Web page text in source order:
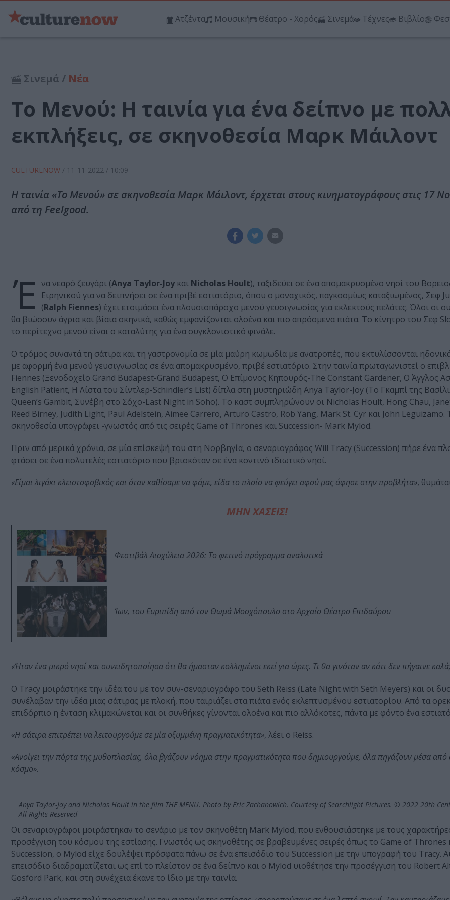
Ατζέντα Μουσική Θέατρο - Χορός Σινεμά Τέχνες Βιβλίο
Σινεμά / Νέα
Το Μενού: Η ταινία για ένα δείπνο με
εκπλήξεις, σε σκηνοθεσία Μαρκ Μάιλοντ
CULTURENOW / 11-11-2022 / 10:09
Η ταινία «Το Μενού» σε σκηνοθεσία Μαρκ Μάιλοντ, έρχεται στους κινηματογράφους στις 17
από τη Feelgood.
Έ να νεαρό ζευγάρι (Anya Taylor-Joy και Nicholas Hoult), ταξιδεύει σε ένα απομακρυσμένο νησί του
Ειρηνικού για να δειπνήσει σε ένα πριβέ εστιατόριο, όπου ο μοναχικός, παγκοσμίως καταξιωμένος, Σεφ
(Ralph Fiennes) έχει ετοιμάσει ένα πλουσιοπάροχο μενού γευσιγνωσίας για εκλεκτούς πελάτες. Όλοι οι
θα βιώσουν άγρια και βίαια σκηνικά, καθώς εμφανίζονται ολοένα και πιο απρόσμενα πιάτα. Το κίνητρο του Σεφ
το περίτεχνο μενού είναι ο καταλύτης για ένα συγκλονιστικό φινάλε.
Ο τρόμος συναντά τη σάτιρα και τη γαστρονομία σε μία μαύρη κωμωδία με ανατροπές, που εκτυλίσσονται
με αφορμή ένα μενού γευσιγνωσίας σε ένα απομακρυσμένο, πριβέ εστιατόριο. Στην ταινία πρωταγωνιστεί ο
Fiennes (Ξενοδοχείο Grand Budapest-Grand Budapest, Ο Επίμονος Κηπουρός-The Constant Gardener, Ο Άγγλος
English Patient, Η Λίστα του Σίντλερ-Schindler’s List) δίπλα στη μυστηριώδη Anya Taylor-Joy (Το Γκαμπί της
Queen’s Gambit, Συνέβη στο Σόχο-Last Night in Soho). Το καστ συμπληρώνουν οι Nicholas Hoult, Hong Chau,
Reed Birney, Judith Light, Paul Adelstein, Aimee Carrero, Arturo Castro, Rob Yang, Mark St. Cyr και John Leguizamo.
σκηνοθεσία υπογράφει -γνωστός από τις σειρές Game of Thrones και Succession- Mark Mylod.
Πριν από μερικά χρόνια, σε μία επίσκεψή του στη Νορβηγία, ο σεναριογράφος Will Tracy (Succession) πήρε ένα
φτάσει σε ένα πολυτελές εστιατόριο που βρισκόταν σε ένα κοντινό ιδιωτικό νησί.
«Είμαι λιγάκι κλειστοφοβικός και όταν καθίσαμε να φάμε, είδα το πλοίο να φεύγει αφού μας άφησε στην προβλήτα»,
ΜΗΝ ΧΑΣΕΙΣ!
Φεστιβάλ Αισχύλεια 2026: Το φετινό πρόγραμμα αναλυτικά
Ίων, του Ευριπίδη από τον Θωμά Μοσχόπουλο στο Αρχαίο Θέατρο Επιδαύρου
«Ήταν ένα μικρό νησί και συνειδητοποίησα ότι θα ήμασταν κολλημένοι εκεί για ώρες. Τι θα γινόταν αν κάτι δεν πήγαινε
Ο Tracy μοιράστηκε την ιδέα του με τον συν-σεναριογράφο του Seth Reiss (Late Night with Seth Meyers) και οι
συνέλαβαν την ιδέα μιας σάτιρας με πλοκή, που ταιριάζει στα πιάτα ενός εκλεπτυσμένου εστιατορίου. Από τα
επιδόρπιο η ένταση κλιμακώνεται και οι συνθήκες γίνονται ολοένα και πιο αλλόκοτες, πάντα με φόντο ένα
«Η σάτιρα επιτρέπει να λειτουργούμε σε μία οξυμμένη πραγματικότητα», λέει ο Reiss.
«Ανοίγει την πόρτα της μυθοπλασίας, όλα βγάζουν νόημα στην πραγματικότητα που δημιουργούμε, όλα πηγάζουν μέσα από
κόσμο».
Anya Taylor-Joy and Nicholas Hoult in the film THE MENU. Photo by Eric Zachanowich. Courtesy of Searchlight Pictures. © 2022 20th
All Rights Reserved
Οι σεναριογράφοι μοιράστηκαν το σενάριο με τον σκηνοθέτη Mark Mylod, που ενθουσιάστηκε με τους
προσέγγιση του κόσμου της εστίασης. Γνωστός ως σκηνοθέτης σε βραβευμένες σειρές όπως το Game of Thrones
Succession, ο Mylod είχε δουλέψει πρόσφατα πάνω σε ένα επεισόδιο του Succession με την υπογραφή του Tracy.
επεισόδιο διαδραματίζεται ως επί το πλείστον σε ένα δείπνο και ο Mylod υιοθέτησε την προσέγγιση του Robert
Gosford Park, και στη συνέχεια έκανε τo ίδιο με την ταινία.